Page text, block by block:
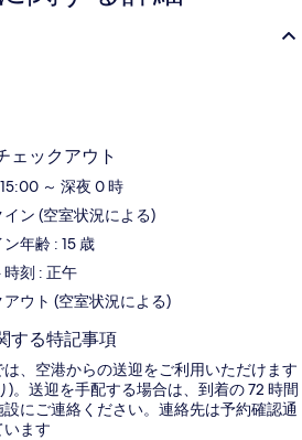
ェックアウト
～ 深夜 0 時
ン (空室状況による)
年齢 : 15 歳
刻 : 正午
ウト (空室状況による)
する特記事項
、空港からの送迎をご利用いただけます
)。送迎を手配する場合は、到着の 72 時間
にご連絡ください。連絡先は予約確認通
ます